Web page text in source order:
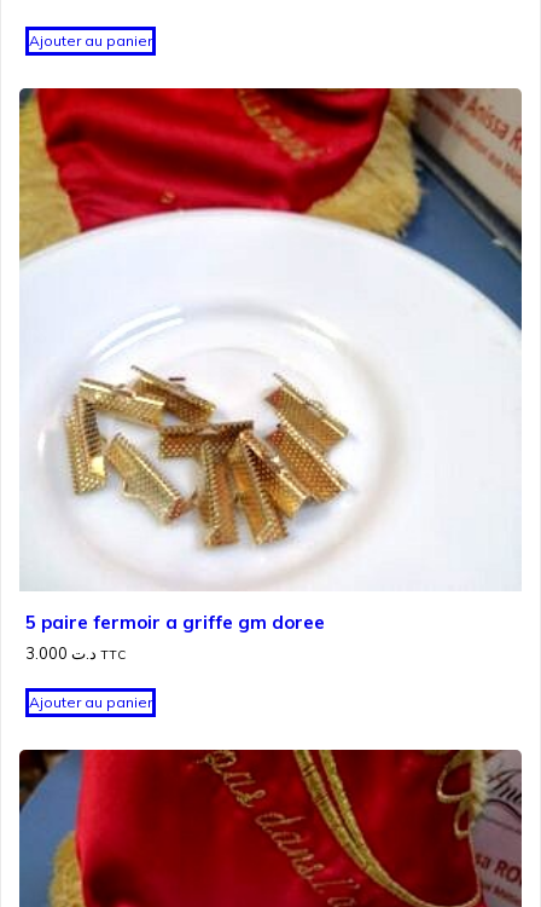
Ajouter au panier
5 paire fermoir a griffe gm doree
د.ت TTC
Ajouter au panier